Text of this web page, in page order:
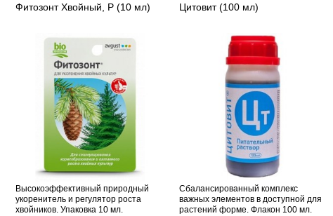
Фитозонт Хвойный, Р (10 мл)
Высокоэффективный природный
укоренитель и регулятор роста
хвойников. Упаковка 10 мл.
Цитовит (100 мл)
Сбалансированный комплекс
важных элементов в доступной для
растений форме. Флакон 100 мл.